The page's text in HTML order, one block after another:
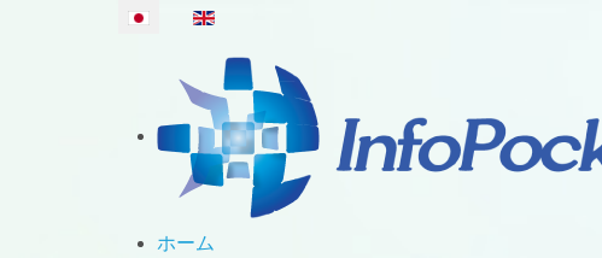
あなたが使う言語を選んでください
ホーム